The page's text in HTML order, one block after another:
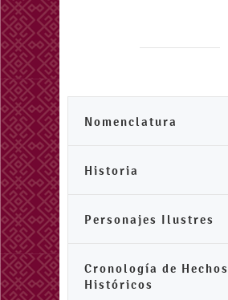
Nomenclatura
Historia
Personajes Ilustres
Cronología de Hechos
Históricos